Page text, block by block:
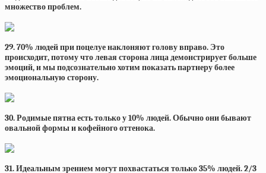
множество проблем.
29. 70% людей при поцелуе наклоняют голову вправо. Это
происходит, потому что левая сторона лица демонстрирует больше
эмоций, и мы подсознательно хотим показать партнеру более
эмоциональную сторону.
30. Родимые пятна есть только у 10% людей. Обычно они бывают
овальной формы и кофейного оттенока.
31. Идеальным зрением могут похвастаться только 35% людей. 2/3